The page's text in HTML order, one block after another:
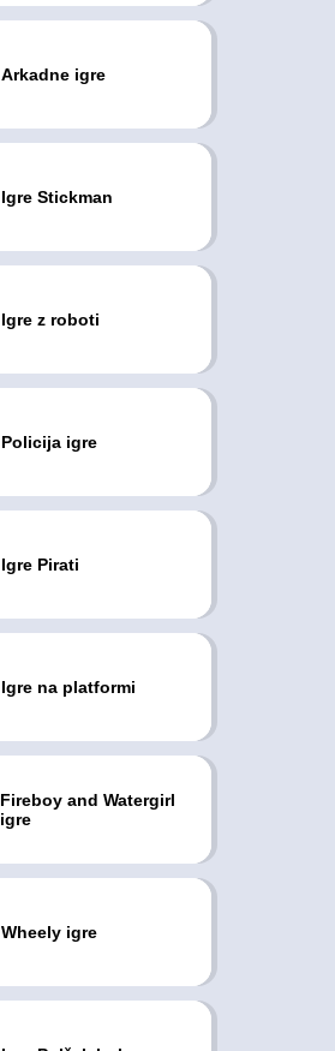
Arkadne igre
Igre Stickman
Igre z roboti
Policija igre
Igre Pirati
Igre na platformi
Fireboy and Watergirl
igre
Wheely igre